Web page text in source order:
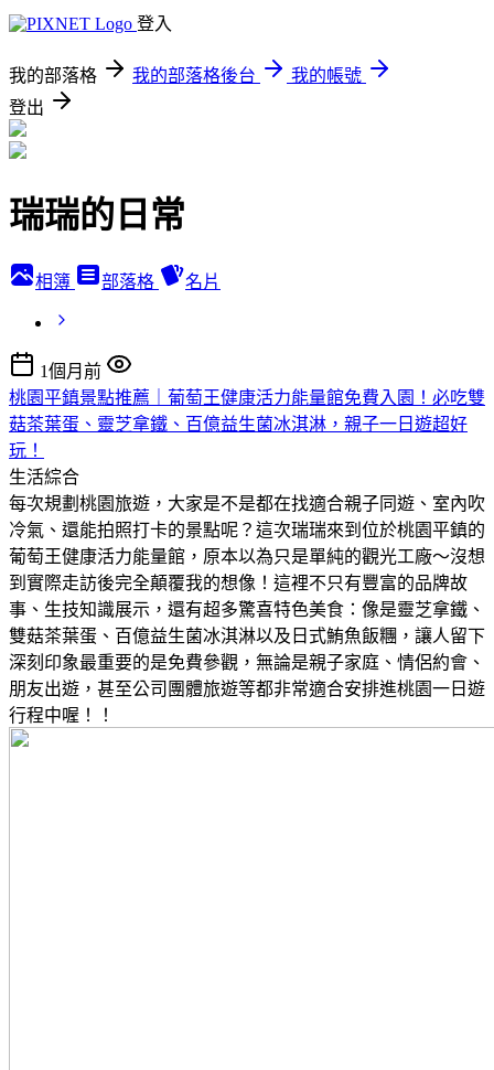
登入
我的部落格 我的部落格後台
我的帳號
登出
瑞瑞的日常
相簿 部落格 名片
1個月前
桃園平鎮景點推薦｜葡萄王健康活力能量館免費入園！必吃雙
菇茶葉蛋、靈芝拿鐵、百億益生菌冰淇淋，親子一日遊超好
玩！
生活綜合
每次規劃桃園旅遊，大家是不是都在找適合親子同遊、室內吹
冷氣、還能拍照打卡的景點呢？這次瑞瑞來到位於桃園平鎮的
葡萄王健康活力能量館，原本以為只是單純的觀光工廠～沒想
到實際走訪後完全顛覆我的想像！這裡不只有豐富的品牌故
事、生技知識展示，還有超多驚喜特色美食：像是靈芝拿鐵、
雙菇茶葉蛋、百億益生菌冰淇淋以及日式鮪魚飯糰，讓人留下
深刻印象最重要的是免費參觀，無論是親子家庭、情侶約會、
朋友出遊，甚至公司團體旅遊等都非常適合安排進桃園一日遊
行程中喔！！